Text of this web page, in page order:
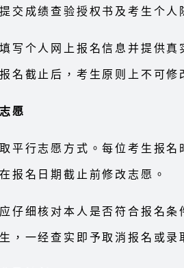
交成绩查验授权书及考生个
写个人网上报名信息并提供
名截止后，考生原则上不可修
愿
平行志愿方式。每位考生报
报名日期截止前修改志愿。
仔细核对本人是否符合报名
，一经查实即予取消报名或录